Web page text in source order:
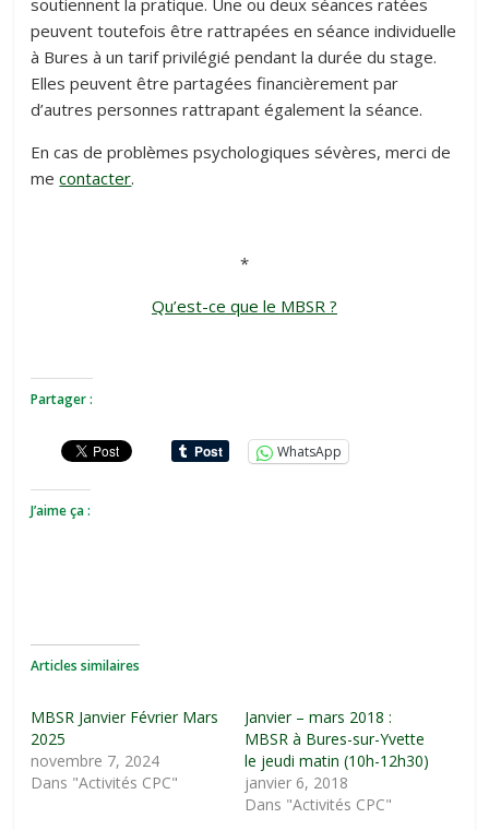
soutiennent la pratique. Une ou deux séances ratées
peuvent toutefois être rattrapées en séance individuelle
à Bures à un tarif privilégié pendant la durée du stage.
Elles peuvent être partagées financièrement par
d’autres personnes rattrapant également la séance.
En cas de problèmes psychologiques sévères, merci de
mecontacter.
*
Qu’est-ce que le MBSR ?
Partager :
WhatsApp
J’aime ça :
Articles similaires
MBSR Janvier Février Mars
2025
novembre 7, 2024
Dans "Activités CPC"
Janvier – mars 2018 :
MBSR à Bures-sur-Yvette
le jeudi matin (10h-12h30)
janvier 6, 2018
Dans "Activités CPC"